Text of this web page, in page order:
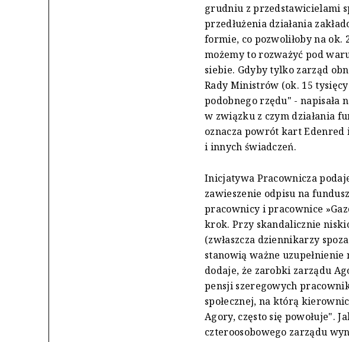
grudniu z przedstawicielami
przedłużenia działania
formie, co pozwoliłoby na ok.
możemy to rozważyć pod
siebie. Gdyby tylko zarząd
Rady Ministrów (ok. 15
podobnego rzędu" - napisała
w związku z czym działania
oznacza powrót kart
i innych świadczeń.
Inicjatywa Pracownicza
zawieszenie odpisu na
pracownicy i pracownice
krok. Przy skandalicznie
(zwłaszcza dziennikarzy
stanowią ważne
dodaje, że zarobki zarządu
pensji szeregowych
społecznej, na którą
Agory, często się powołuje".
czteroosobowego zarządu